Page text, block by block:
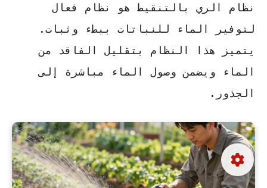
نظام الري بالتنقيط هو نظام فعال
لتوفير الماء للنباتات ببطء وثبات.
يتميز هذا النظام بتقليل الفاقد من
الماء ويضمن وصول الماء مباشرة إلى
الجذور.